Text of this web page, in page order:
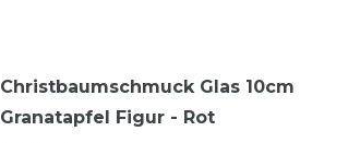
Christbaumschmuck Glas 10cm
Granatapfel Figur - Rot